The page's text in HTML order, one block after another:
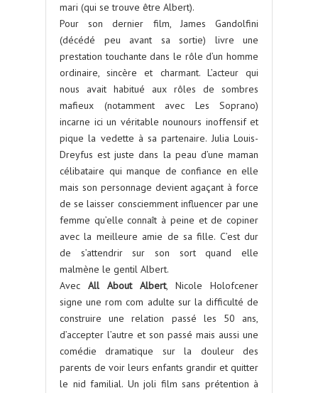
mari (qui se trouve être Albert).
Pour son dernier film, James Gandolfini
(décédé peu avant sa sortie) livre une
prestation touchante dans le rôle d’un homme
ordinaire, sincère et charmant. L’acteur qui
nous avait habitué aux rôles de sombres
mafieux (notamment avec Les Soprano)
incarne ici un véritable nounours inoffensif et
pique la vedette à sa partenaire. Julia Louis-
Dreyfus est juste dans la peau d’une maman
célibataire qui manque de confiance en elle
mais son personnage devient agaçant à force
de se laisser consciemment influencer par une
femme qu’elle connaît à peine et de copiner
avec la meilleure amie de sa fille. C’est dur
de s’attendrir sur son sort quand elle
malmène le gentil Albert.
Avec All About Albert, Nicole Holofcener
signe une rom com adulte sur la difficulté de
construire une relation passé les 50 ans,
d’accepter l’autre et son passé mais aussi une
comédie dramatique sur la douleur des
parents de voir leurs enfants grandir et quitter
le nid familial. Un joli film sans prétention à